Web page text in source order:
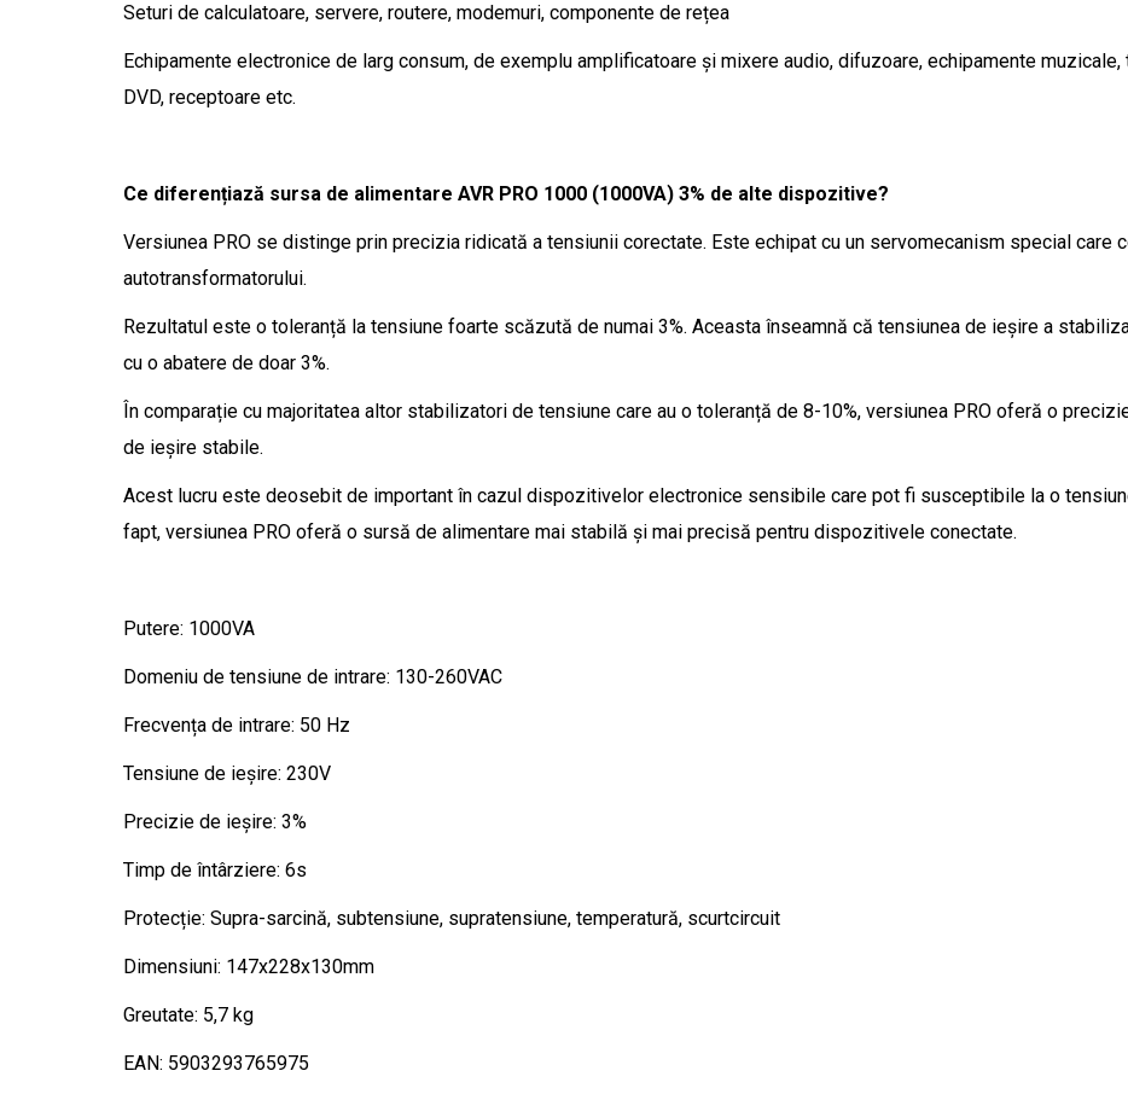
Seturi de calculatoare, servere, routere, modemuri, componente de rețea
Echipamente electronice de larg consum, de exemplu amplificatoare și mixere audio, difuzoare, echipamente
DVD, receptoare etc.
Ce diferențiază sursa de alimentare AVR PRO 1000 (1000VA) 3% de alte dispozitive?
Versiunea PRO se distinge prin precizia ridicată a tensiunii corectate. Este echipat cu un servomecanism special care
autotransformatorului.
Rezultatul este o toleranță la tensiune foarte scăzută de numai 3%. Aceasta înseamnă că tensiunea de ieșire a
cu o abatere de doar 3%.
În comparație cu majoritatea altor stabilizatori de tensiune care au o toleranță de 8-10%, versiunea PRO oferă o
de ieșire stabile.
Acest lucru este deosebit de important în cazul dispozitivelor electronice sensibile care pot fi susceptibile la o
fapt, versiunea PRO oferă o sursă de alimentare mai stabilă și mai precisă pentru dispozitivele conectate.
Putere: 1000VA
Domeniu de tensiune de intrare: 130-260VAC
Frecvența de intrare: 50 Hz
Tensiune de ieșire: 230V
Precizie de ieșire: 3%
Timp de întârziere: 6s
Protecție: Supra-sarcină, subtensiune, supratensiune, temperatură, scurtcircuit
Dimensiuni: 147x228x130mm
Greutate: 5,7 kg
EAN: 5903293765975